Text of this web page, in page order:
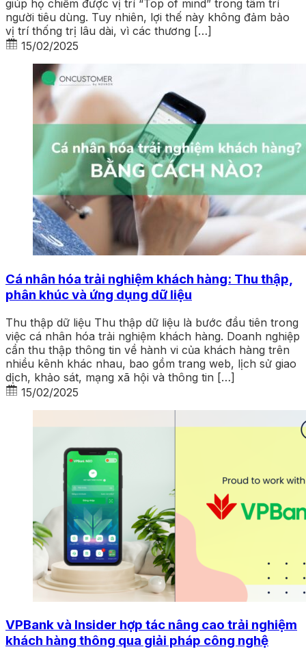
giúp họ chiếm được vị trí “Top of mind” trong tâm trí
người tiêu dùng. Tuy nhiên, lợi thế này không đảm bảo
vị trí thống trị lâu dài, vì các thương […]
15/02/2025
Cá nhân hóa trải nghiệm khách hàng: Thu thập,
phân khúc và ứng dụng dữ liệu
Thu thập dữ liệu Thu thập dữ liệu là bước đầu tiên trong
việc cá nhân hóa trải nghiệm khách hàng. Doanh nghiệp
cần thu thập thông tin về hành vi của khách hàng trên
nhiều kênh khác nhau, bao gồm trang web, lịch sử giao
dịch, khảo sát, mạng xã hội và thông tin […]
15/02/2025
VPBank và Insider hợp tác nâng cao trải nghiệm
khách hàng thông qua giải pháp công nghệ